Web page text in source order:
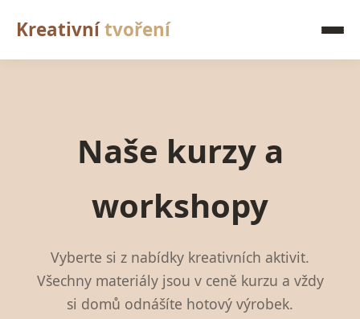
Kreativnítvoření
Naše kurzy a
workshopy
Vyberte si z nabídky kreativních aktivit.
Všechny materiály jsou v ceně kurzu a vždy
si domů odnášíte hotový výrobek.